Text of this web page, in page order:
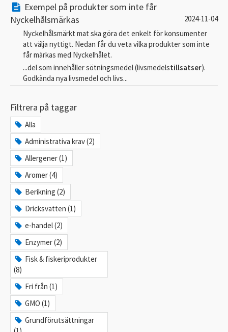
Exempel på produkter som inte får
Nyckelhålsmärkas
2024-11-04
Nyckelhålsmärkt mat ska göra det enkelt för konsumenter
att välja nyttigt. Nedan får du veta vilka produkter som inte
får märkas med Nyckelhålet.
...del som innehåller sötningsmedel (livsmedelstillsatser).
Godkända nya livsmedel och livs...
Filtrera på taggar
Alla
Administrativa krav (2)
Allergener (1)
Aromer (4)
Berikning (2)
Dricksvatten (1)
e-handel (2)
Enzymer (2)
Fisk & fiskeriprodukter
(8)
Fri från (1)
GMO (1)
Grundförutsättningar